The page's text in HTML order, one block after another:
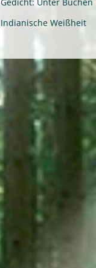
Indianische Weißheit